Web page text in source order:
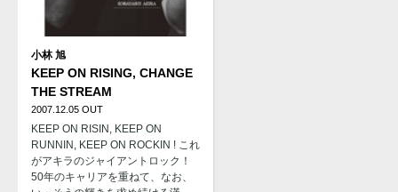
小林 旭
KEEP ON RISING, CHANGE
THE STREAM
2007.12.05 OUT
KEEP ON RISIN, KEEP ON
RUNNIN, KEEP ON ROCKIN ! これ
がアキラのジャイアントロック！
50年のキャリアを重ねて、なお、